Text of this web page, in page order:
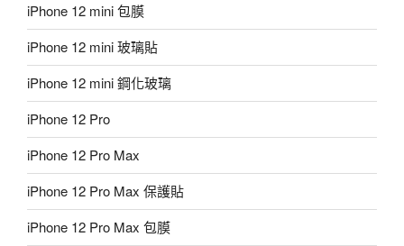
iPhone 12 mini 包膜
iPhone 12 mini 玻璃貼
iPhone 12 mini 鋼化玻璃
iPhone 12 Pro
iPhone 12 Pro Max
iPhone 12 Pro Max 保護貼
iPhone 12 Pro Max 包膜